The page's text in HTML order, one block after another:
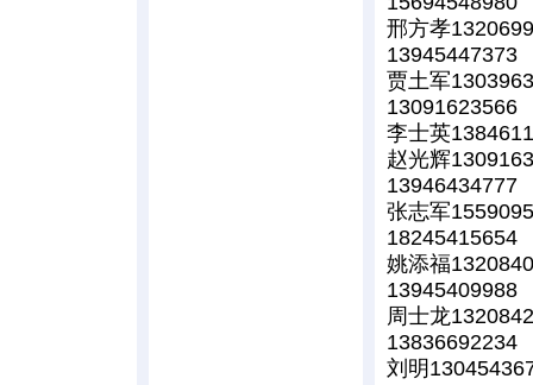
邢方孝
13945447373
贾土军
13091623566
李士英
赵光辉
13946434777
张志军
18245415654
姚添福
13945409988
周士龙
13836692234
刘明